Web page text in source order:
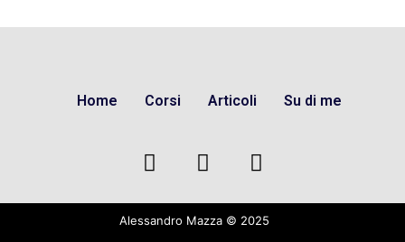
Home Corsi Articoli Su di me
Alessandro Mazza © 2025